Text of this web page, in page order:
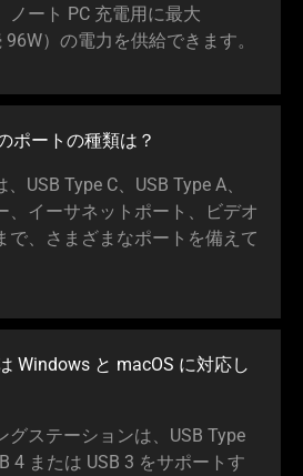
ノート PC 充電用に最大
）の電力を供給でき ます。
ポートの種類は ？
USB Type C、USB Type A、
、イーサネットポート、ビデオ
で、さまざまなポートを備えて
Windows と macOS に対応し
グステーションは、USB Type
4 または USB 3 をサポートす